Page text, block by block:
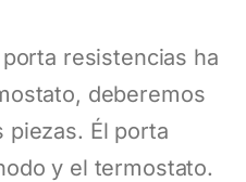
resistencias ha
deberemos
piezas. Él porta
y el termostato.